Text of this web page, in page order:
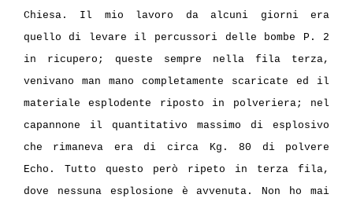
Chiesa. Il mio lavoro da alcuni giorni era
quello di levare il percussori delle bombe P. 2
in ricupero; queste sempre nella fila terza,
venivano man mano completamente scaricate ed il
materiale esplodente riposto in polveriera; nel
capannone il quantitativo massimo di esplosivo
che rimaneva era di circa Kg. 80 di polvere
Echo. Tutto questo però ripeto in terza fila,
dove nessuna esplosione è avvenuta. Non ho mai